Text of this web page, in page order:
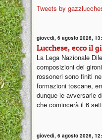
Tweets by
giovedì, 6 agosto 2026,
Lucchese, ecco il
La Lega Nazionale
composizioni dei
rossoneri sono finiti
formazioni toscane,
dunque le avversarie
che comincerà il 6
giovedì, 6 agosto 2026,